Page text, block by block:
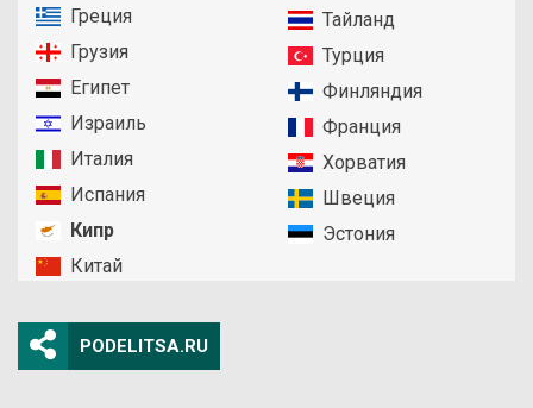
Греция
Грузия
Египет
Израиль
Италия
Испания
Кипр
Китай
Тайланд
Турция
Финляндия
Франция
Хорватия
Швеция
Эстония
PODELITSA.RU